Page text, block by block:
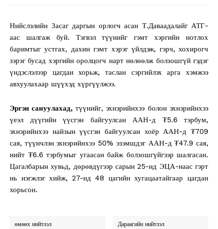
Нийслэлийн Засаг даргын орлогч асан Т.Даваадалайг АТГ-
аас шалгаж буй. Тэгвэл түүнийг гэмт хэргийн нотлох
баримтыг устгах, дахин гэмт хэрэг үйлдэж, гэрч, хохирогч
зэрэг бусад хэргийн оролцогч нарт нөлөөлж болзошгүй гэдэг
үндэслэлээр цагдан хорьж, таслан сэргийлэх арга хэмжээ
авхуулахаар шүүхэд хүргүүлжээ.
Эргэн сануулахад, түүнийг, эхнэрийнхээ болон эхнэрийнхээ
үеэл дүүгийн үүсгэн байгуулсан ААН-д ₮5.6 тэрбум,
эхнэрийнхээ найзын үүсгэн байгуулсан хоёр ААН-д ₮709
сая, түүнчлэн эхнэрийнхээ 50% эзэмшдэг ААН-д ₮47.9 сая,
нийт ₮6.6 тэрбумыг угаасан байж болзошгүйгээр шалгасан.
Цагалбарын хувьд, дөрөвдүгээр сарын 25-нд ЭЦА-наас гэрт
нь нэгжлэг хийж, 27-нд 48 цагийн хугацаатайгаар цагдан
хорьсон.
өмнөх нийтлэл Дараагийн нийтлэл